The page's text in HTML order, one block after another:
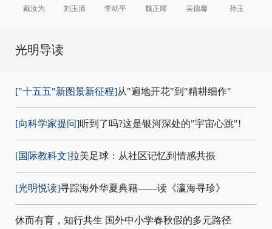
戴汝为
刘玉清 李幼平 魏正耀 吴德馨 孙玉
光明导读
["十五五"新图景新征程]从"遍地开花"到"精耕细作"
[向科学家提问]听到了吗?这是银河深处的"宇宙心跳"!
[国际教科文]拉美足球：从社区记忆到情感共振
[光明悦读]寻踪海外华夏典籍——读《瀛海寻珍》
休而有育，知行共生 国外中小学春秋假的多元路径